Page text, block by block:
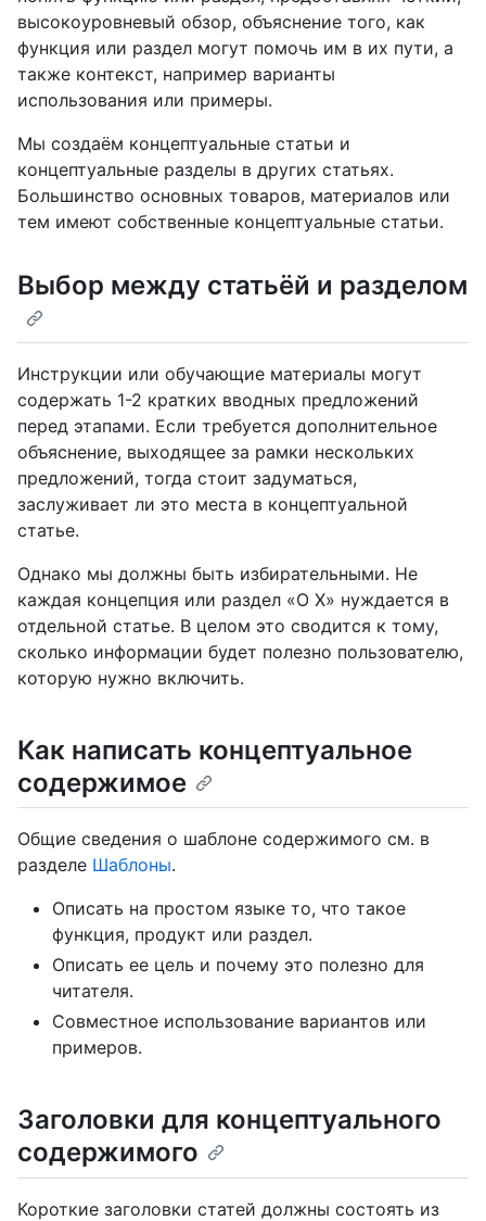
высокоуровневый обзор, объяснение того, как
функция или раздел могут помочь им в их пути, а
также контекст, например варианты
использования или примеры.
Мы создаём концептуальные статьи и
концептуальные разделы в других статьях.
Большинство основных товаров, материалов или
тем имеют собственные концептуальные статьи.
Выбор между статьёй и разделом
Инструкции или обучающие материалы могут
содержать 1-2 кратких вводных предложений
перед этапами. Если требуется дополнительное
объяснение, выходящее за рамки нескольких
предложений, тогда стоит задуматься,
заслуживает ли это места в концептуальной
статье.
Однако мы должны быть избирательными. Не
каждая концепция или раздел «О X» нуждается в
отдельной статье. В целом это сводится к тому,
сколько информации будет полезно пользователю,
которую нужно включить.
Как написать концептуальное
содержимое
Общие сведения о шаблоне содержимого см. в
разделе Шаблоны.
Описать на простом языке то, что такое
функция, продукт или раздел.
Описать ее цель и почему это полезно для
читателя.
Совместное использование вариантов или
примеров.
Заголовки для концептуального
содержимого
Короткие заголовки статей должны состоять из